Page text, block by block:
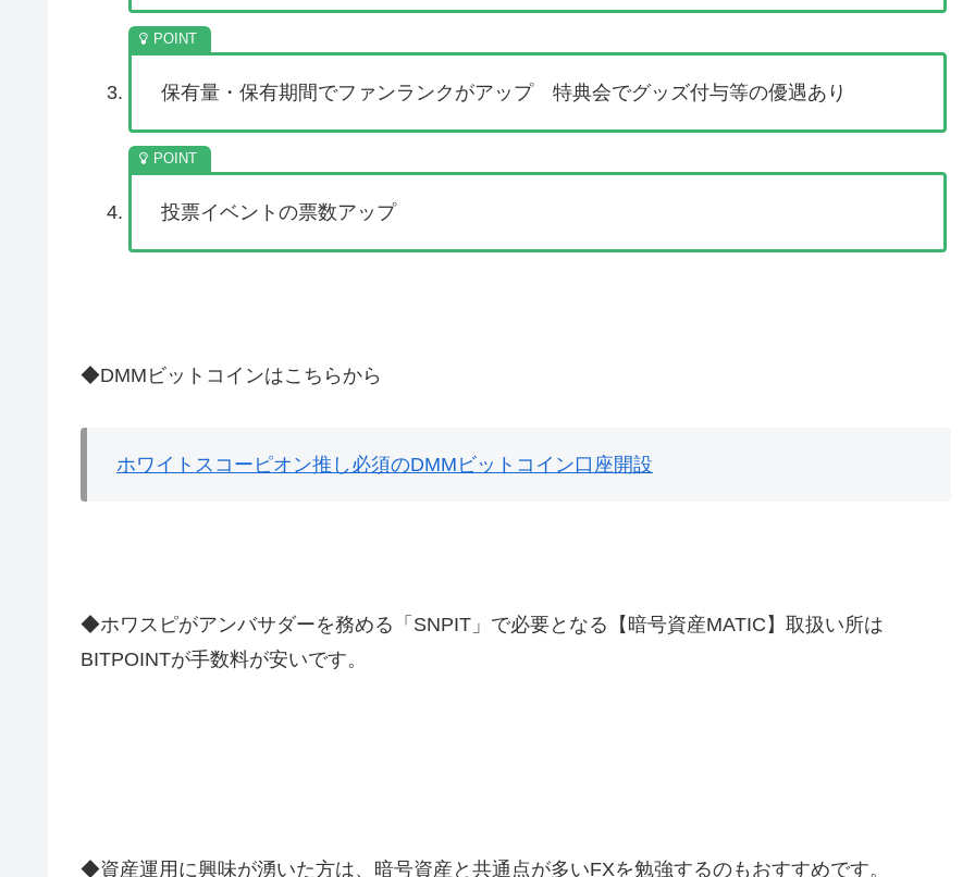
保有量・保有期間でファンランクがアップ 特典会でグッズ付与等の優遇あり
投票イベントの票数アップ
◆DMMビットコインはこちらから
ホワイトスコーピオン推し必須のDMMビットコイン口座開設
◆ホワスピがアンバサダーを務める「SNPIT」で必要となる【暗号資産MATIC】取扱い所は
BITPOINTが手数料が安いです。
◆資産運用に興味が湧いた方は、暗号資産と共通点が多いFXを勉強するのもおすすめです。